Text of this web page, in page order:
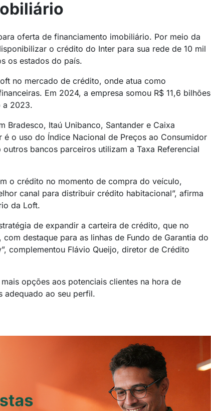
oferta de financiamento imobiliário. Por meio da
o crédito do Inter para sua rede de 10 mil
os estados do país.
no mercado de crédito, onde atua como
Em 2024, a empresa somou R$ 11,6 bilhões
a 2023.
Bradesco, Itaú Unibanco, Santander e Caixa
o uso do Índice Nacional de Preços ao Consumidor
bancos parceiros utilizam a Taxa Referencial
o crédito no momento de compra do veículo,
canal para distribuir crédito habitacional”, afirma
da Loft.
de expandir a carteira de crédito, que no
destaque para as linhas de Fundo de Garantia do
complementou Flávio Queijo, diretor de Crédito
opções aos potenciais clientes na hora de
adequado ao seu perfil.